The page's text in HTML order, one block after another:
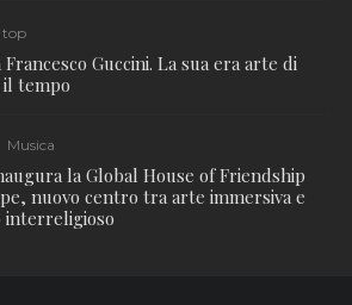
top
Francesco Guccini. La sua era arte di
tempo
Musica
la Global House of Friendship
nuovo centro tra arte immersiva e
interreligioso